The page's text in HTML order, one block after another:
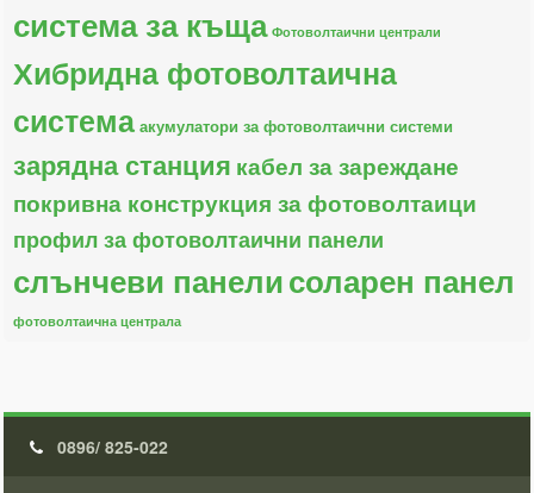
система за къща Фотоволтаични централи
Хибридна фотоволтаична
система акумулатори за фотоволтаични системи
зарядна станция кабел за зареждане
покривна конструкция за фотоволтаици
профил за фотоволтаични панели
слънчеви панелисоларен панел
фотоволтаична централа
0896/ 825-022